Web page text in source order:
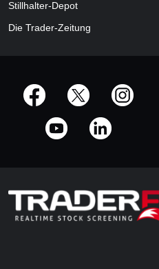
Stillhalter-Depot
Die Trader-Zeitung
offizielle Social Media-Accounts